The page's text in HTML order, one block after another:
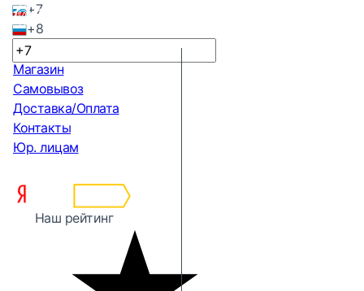
+7
+8
Магазин
Самовывоз
Доставка/Оплата
Контакты
Юр. лицам
Наш рейтинг